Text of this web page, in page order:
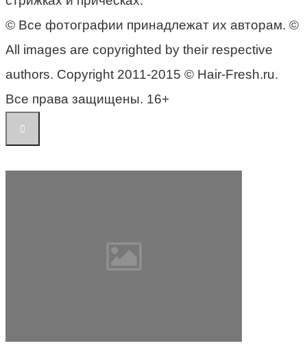
© Все фотографии принадлежат их авторам. ©
All images are copyrighted by their respective
authors. Copyright 2011-2015 © Hair-Fresh.ru.
Все права защищены. 16+